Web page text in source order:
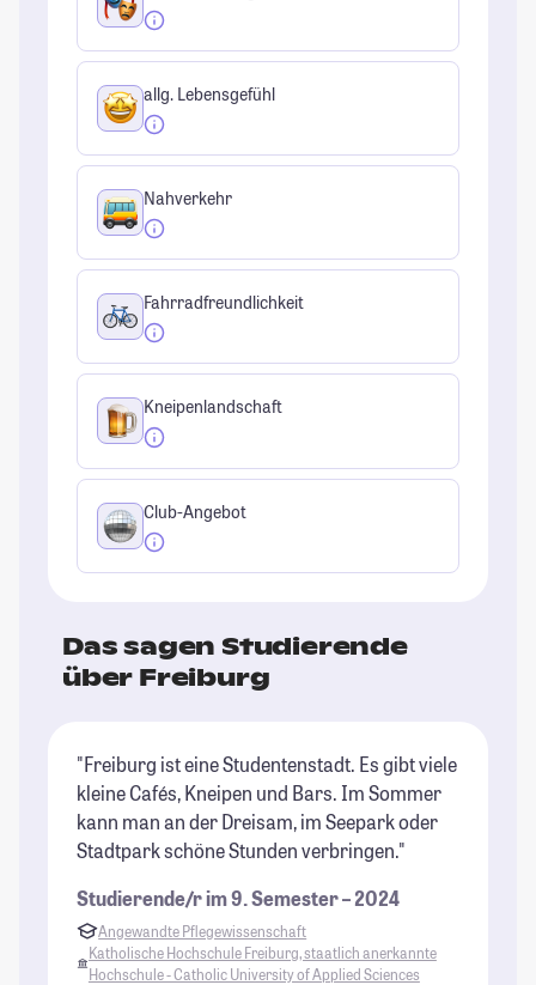
allg. Lebensgefühl
Nahverkehr
Fahrradfreundlichkeit
Kneipenlandschaft
Club-Angebot
Das sagen Studierende
über Freiburg
"Freiburg ist eine Studentenstadt. Es gibt viele
kleine Cafés, Kneipen und Bars. Im Sommer
kann man an der Dreisam, im Seepark oder
Stadtpark schöne Stunden verbringen."
Studierende/r im 9. Semester – 2024
Angewandte Pflegewissenschaft
Katholische Hochschule Freiburg, staatlich anerkannte
Hochschule - Catholic University of Applied Sciences